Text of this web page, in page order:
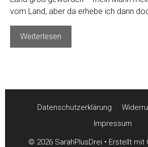
vom Land, aber da erhebe ich dann
Weiterlesen
mit
Datenschutzerklärung
Impressum
© 2026 SarahPlusDrei• Erstellt mit